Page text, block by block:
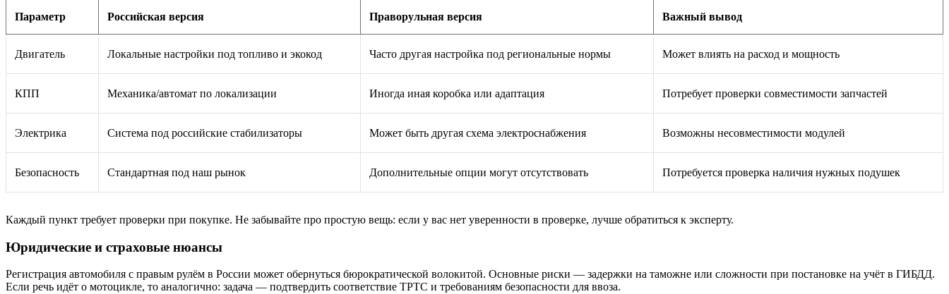
Параметр Российская версия Праворульная версия Важный вывод
Двигатель Локальные настройки под топливо и экокод Часто другая настройка под региональные нормы Может влиять на расход и мощность
КПП Механика/автомат по локализации Иногда иная коробка или адаптация Потребует проверки совместимости запчастей
Электрика Система под российские стабилизаторы Может быть другая схема электроснабжения Возможны несовместимости модулей
Безопасность Стандартная под наш рынок Дополнительные опции могут отсутствовать Потребуется проверка наличия нужных подушек
Каждый пункт требует проверки при покупке. Не забывайте про простую вещь: если у вас нет уверенности в проверке, лучше обратиться к эксперту.
Юридические и страховые нюансы
Регистрация автомобиля с правым рулём в России может обернуться бюрократической волокитой. Основные риски — задержки на таможне или сложности при постановке на учёт в ГИБДД.
Если речь идёт о мотоцикле, то аналогично: задача — подтвердить соответствие ТРТС и требованиям безопасности для ввоза.